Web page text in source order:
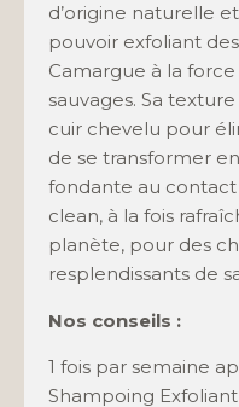
d’origine naturelle
pouvoir exfoliant
Camargue à la
sauvages. Sa
cuir chevelu pour
de se transformer
fondante au contact
clean, à la fois
planète, pour des
resplendissants de
Nos conseils :
1 fois par semaine
Shampoing